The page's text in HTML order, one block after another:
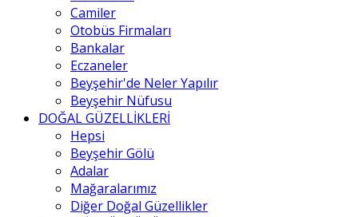
Camiler
Otobüs Firmaları
Bankalar
Eczaneler
Beyşehir'de Neler Yapılır
Beyşehir Nüfusu
DOĞAL GÜZELLİKLERİ
Hepsi
Beyşehir Gölü
Adalar
Mağaralarımız
Diğer Doğal Güzellikler